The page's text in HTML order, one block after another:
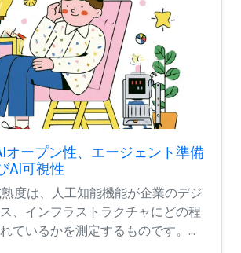
オープン性、エージェント準備
AI可視性
度は、人工知能機能が企業のデジ
、インフラストラクチャにどの程
ているかを測定するものです。...